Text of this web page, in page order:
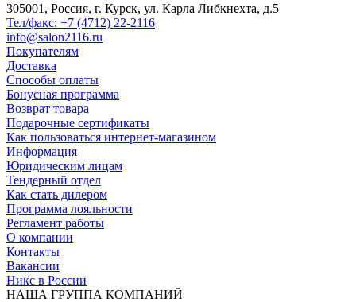
305001, Россия, г. Курск, ул. Карла Либкнехта, д.5
Тел/факс: +7 (4712) 22-2116
info@salon2116.ru
Покупателям
Доставка
Способы оплаты
Бонусная программа
Возврат товара
Подарочные сертификаты
Как пользоваться интернет-магазином
Информация
Юридическим лицам
Тендерный отдел
Как стать дилером
Программа лояльности
Регламент работы
О компании
Контакты
Вакансии
Никс в России
НАША ГРУППА КОМПАНИЙ